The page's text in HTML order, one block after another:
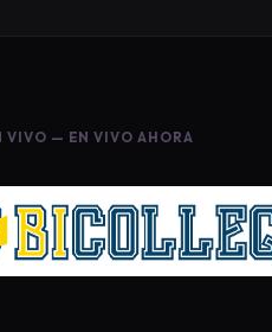
VIVO — EN VIVO AHORA